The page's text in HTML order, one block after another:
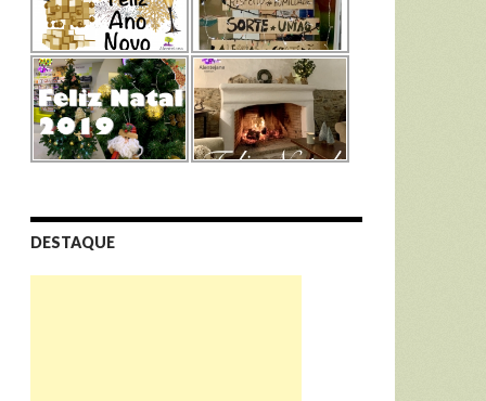
DESTAQUE